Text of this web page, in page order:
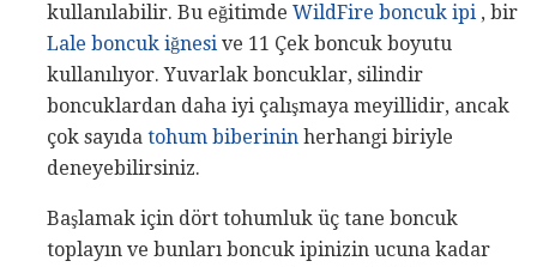
kullanılabilir. Bu eğitimde WildFire boncuk ipi , bir
Lale boncuk iğnesi ve 11 Çek boncuk boyutu
kullanılıyor. Yuvarlak boncuklar, silindir
boncuklardan daha iyi çalışmaya meyillidir, ancak
çok sayıda tohum biberinin herhangi biriyle
deneyebilirsiniz.
Başlamak için dört tohumluk üç tane boncuk
toplayın ve bunları boncuk ipinizin ucuna kadar